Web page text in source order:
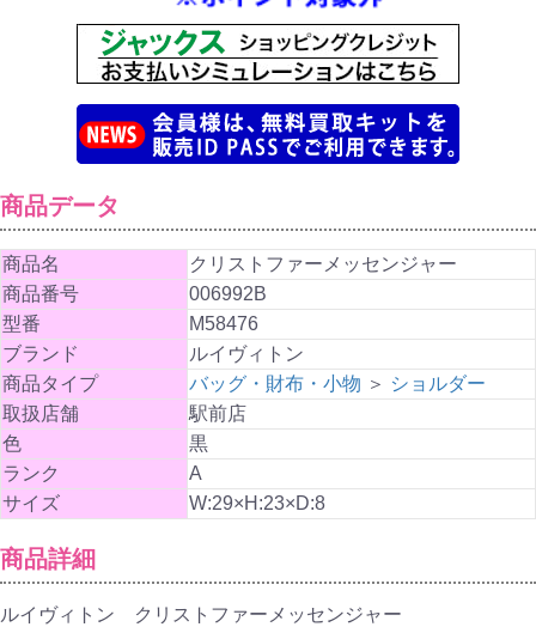
商品データ
商品名
クリストファーメッセンジャー
商品番号
006992B
型番
M58476
ブランド
ルイヴィトン
商品タイプ
バッグ・財布・小物 ＞ ショルダー
取扱店舗
駅前店
色
黒
ランク
A
サイズ
W:29×H:23×D:8
商品詳細
ルイヴィトン クリストファーメッセンジャー